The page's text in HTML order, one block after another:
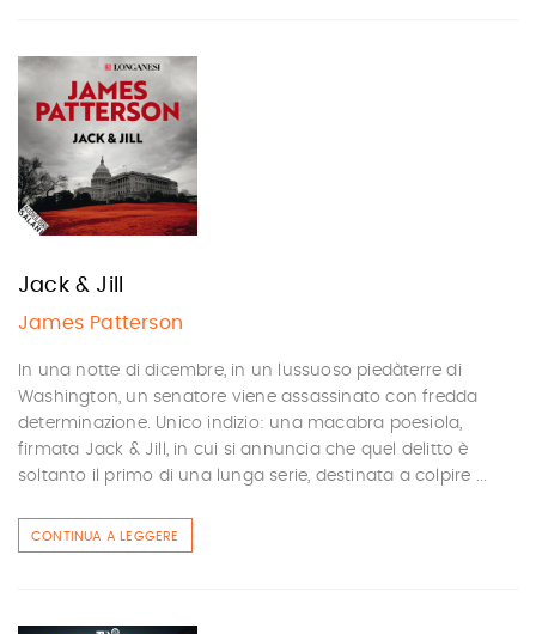
Jack & Jill
James Patterson
In una notte di dicembre, in un lussuoso piedàterre di
Washington, un senatore viene assassinato con fredda
determinazione. Unico indizio: una macabra poesiola,
firmata Jack & Jill, in cui si annuncia che quel delitto è
soltanto il primo di una lunga serie, destinata a colpire ...
CONTINUA A LEGGERE